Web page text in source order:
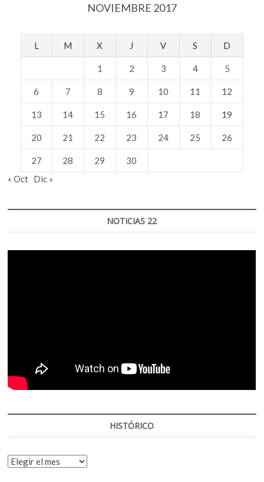
NOVIEMBRE 2017
L M X J V S D
1 2 3 4 5
6 7 8 9 10 11 12
13 14 15 16 17 18 19
20 21 22 23 24 25 26
27 28 29
30
« Oct Dic »
NOTICIAS 22
HISTÓRICO
HISTÓRICO